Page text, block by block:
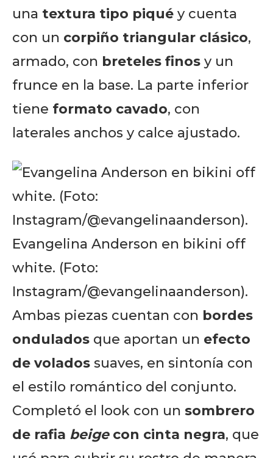
una textura tipo piqué y cuenta
con un corpiño triangular clásico,
armado, con breteles finos y un
frunce en la base. La parte inferior
tiene formato cavado, con
laterales anchos y calce ajustado.
Evangelina Anderson en bikini off
white. (Foto:
Instagram/@evangelinaanderson).
Ambas piezas cuentan con bordes
ondulados que aportan un efecto
de volados suaves, en sintonía con
el estilo romántico del conjunto.
Completó el look con un sombrero
de rafia beigecon cinta negra, que